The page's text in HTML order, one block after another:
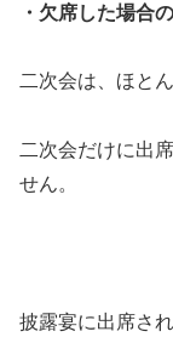
・欠席した場合
二次会は、ほと
二次会だけに出
せん。
披露宴に出席さ